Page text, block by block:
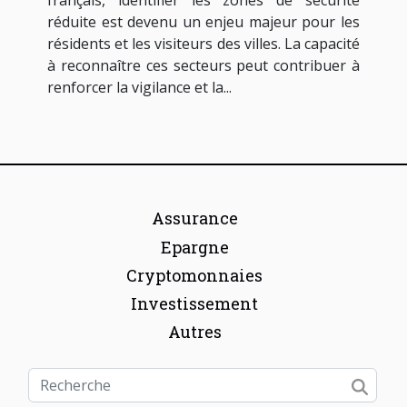
réduite est devenu un enjeu majeur pour les
résidents et les visiteurs des villes. La capacité
à reconnaître ces secteurs peut contribuer à
renforcer la vigilance et la...
Assurance
Epargne
Cryptomonnaies
Investissement
Autres